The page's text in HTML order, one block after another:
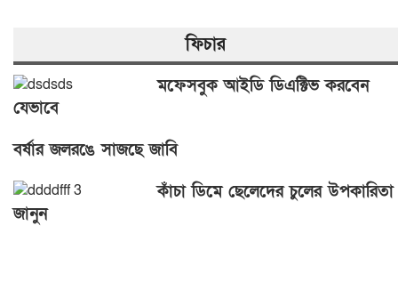
ফিচার
মফেসবুক আইডি ডিএক্টিভ করবেন
যেভাবে
বর্ষার জলরঙে সাজছে জাবি
কাঁচা ডিমে ছেলেদের চুলের উপকারিতা
জানুন